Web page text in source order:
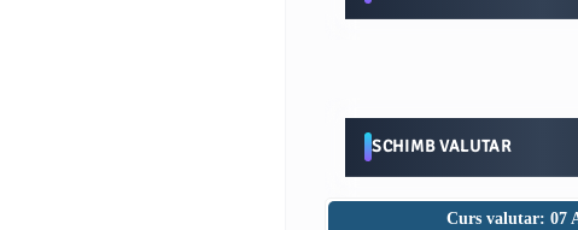
SCHIMB VALUTAR
Curs valutar: 07